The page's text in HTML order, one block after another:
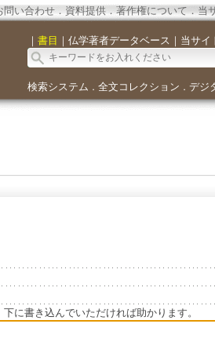
問い合わせ． 資料提供．著作権について．当
｜ 書目 ｜ 仏学著者データベース ｜ 当サイ
検索システム ． 全文コレクション ． デジ
に書き込んでいただければ助かります。